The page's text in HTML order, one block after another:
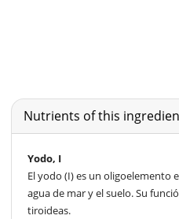
Nutrients of this
Yodo, I
El yodo (I) es un oligoelemento
agua de mar y el suelo. Su
tiroideas.